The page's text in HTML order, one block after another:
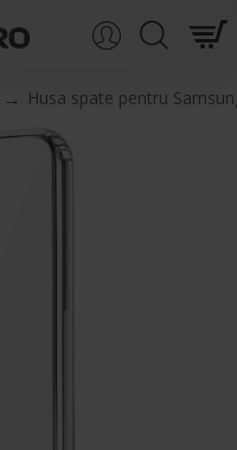
Husa spate pentru